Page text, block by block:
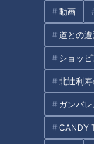
動画
道との遭
ショッ
北辻利
ガンバ
CANDY
くて新鮮なこと
入れた物。「タ
2000人以上が来
野菜だけでなく
産牛モモステー
は1杯627円。5